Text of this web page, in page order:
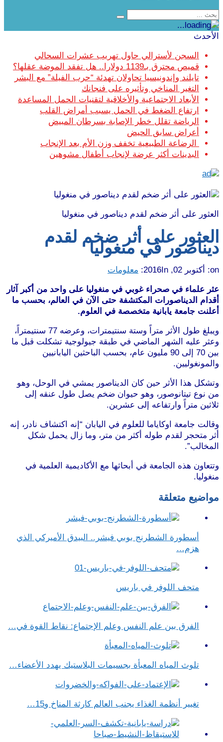
الأحدث
السجن لأسترالي حاول تهريب عشرات السحالي
قميص محترق بـ1139 دولارا.. هل تفقد الموضة عقلها؟
تايلند وإندونيسيا تحاولان تهدئة “حرب الفيلة” مع البشر
التغير المناخي وتأثيره على فنجانك
الأبعاد الاجتماعية والأخلاقية لتقنيات الحمل المساعدة
ارتفاع الضغط في الحمل يسبب أمراض القلب
الرياضة تقلل خطر الإصابة بسرطان المبيض
أعراض سابق الحيض
الرضاعة الطبيعية تخفف وزن الأم بعد الإنجاب
البدينات أكثر عرضة لإنجاب أطفال مشوهين
العثور على أثر ضخم لقدم ديناصور في منغوليا
العثور على أثر ضخم لقدم
ديناصور في منغوليا
on: أكتوبر 02, 2016 In: معلومات
عثر علماء في صحراء غوبي في منغوليا على واحد من أكبر آثار
أقدام الديناصورات المكتشفة حتى الآن في العالم، بحسب ما
أعلنت جامعة يابانية متخصصة في العلوم.
ويبلغ طول الأثر متراً وستة سنتيمترات، وعرضه 77 سنتيمتراً،
وعثر عليه الشهر الماضي في طبقة جيولوجية تشكلت قبل ما
بين 70 إلى 90 مليون عام، بحسب الباحثين اليابانيين
والمونغوليين.
وتشكل هذا الأثر حين كان الديناصور يمشي في الوحل، وهو
من نوع تيتانوصور، وهو حيوان ضخم يصل طول عنقه إلى
ثلاثين متراً وارتفاعه إلى عشرين.
وقالت جامعة اوكاياما للعلوم في اليابان “إنه اكتشاف نادر، إنه
أثر متحجر لقدم طوله أكثر من متر، وما زال يحمل شكل
المخالب”.
وتتعاون هذه الجامعة في أبحاثها مع الأكاديمية العلمية في
منغوليا.
مواضيع متعلقة
أسطورة الشطرنج بوبي فيشر.. البيدق الأميركي الذي
هزم…
متحف اللوفر في باريس
الفرق بين علم النفس وعلم الإجتماع​: نقاط القوة في…
تلوث المياه المعبأة بجسيمات البلاستيك يهدد الأعضاء…
تغيير أنظمة الغذاء يجنب العالم كارثة المناخ و15…